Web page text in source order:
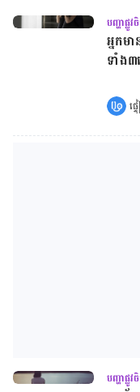
បញ្ហាផ្លូ
អ្នក​ម
ទាំង៣​
ផ្
បញ្ហាផ្លូ